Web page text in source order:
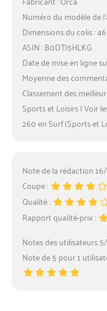
Numéro du modèle de
Dimensions du colis :
ASIN : B0DTJ5HLKG
Date de mise en ligne
Moyenne des
Classement des
Sports et Loisirs ( Voir
260 en Surf (Sports et
Note de la rédaction
Coupe :
Qualité :
Rapport qualité-prix :
Notes des utilisateurs
Note de 5 pour 1